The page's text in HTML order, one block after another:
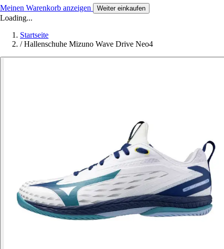
Meinen Warenkorb anzeigen Weiter einkaufen
Loading...
Startseite
/ Hallenschuhe Mizuno Wave Drive Neo4